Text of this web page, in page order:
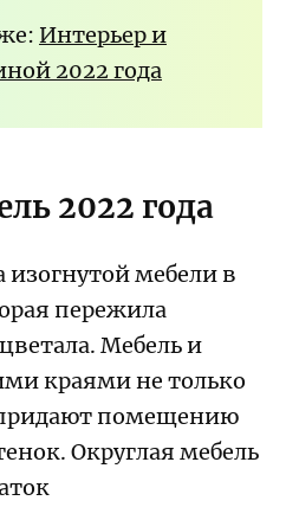
Интерьер и
2022 года
2022 года
мебели в
пережила
Мебель и
краями не только
помещению
Округлая мебель